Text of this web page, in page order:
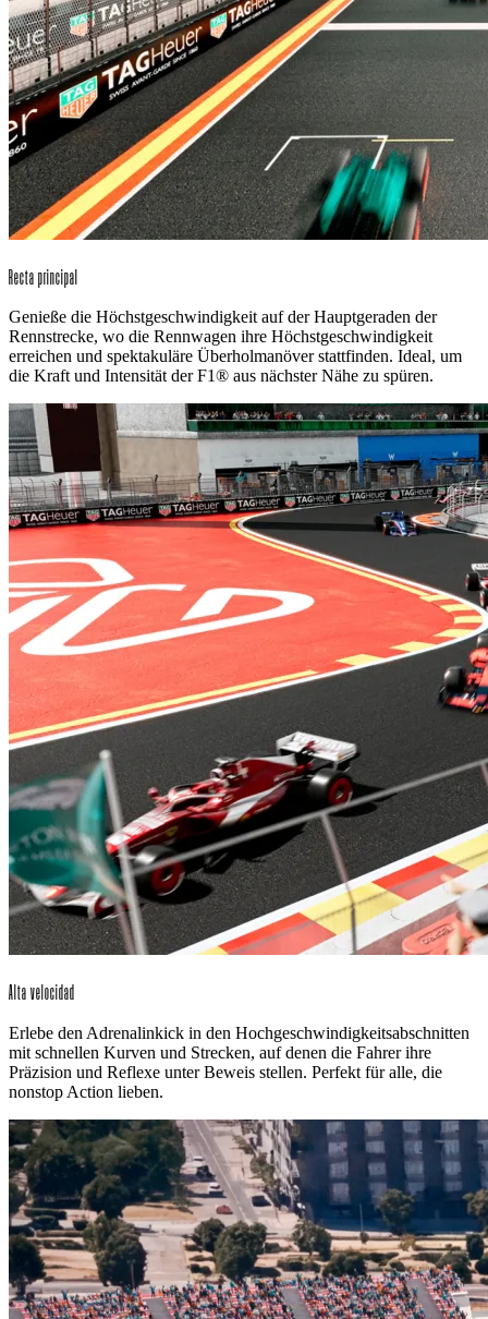
Recta principal
Genieße die Höchstgeschwindigkeit auf der Hauptgeraden der
Rennstrecke, wo die Rennwagen ihre Höchstgeschwindigkeit
erreichen und spektakuläre Überholmanöver stattfinden. Ideal, um
die Kraft und Intensität der F1® aus nächster Nähe zu spüren.
Alta velocidad
Erlebe den Adrenalinkick in den Hochgeschwindigkeitsabschnitten
mit schnellen Kurven und Strecken, auf denen die Fahrer ihre
Präzision und Reflexe unter Beweis stellen. Perfekt für alle, die
nonstop Action lieben.